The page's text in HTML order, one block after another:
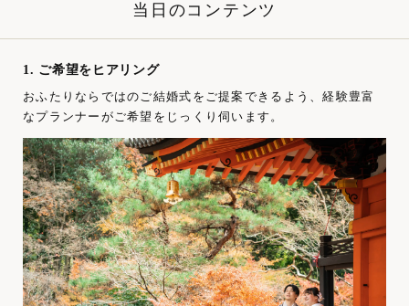
当日のコンテンツ
1. ご希望をヒアリング
おふたりならではのご結婚式をご提案できるよう、経験豊富
なプランナーがご希望をじっくり伺います。